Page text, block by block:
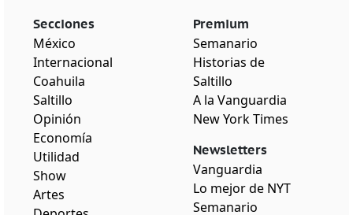
Secciones
México
Internacional
Coahuila
Saltillo
Opinión
Economía
Utilidad
Show
Artes
Premium
Semanario
Historias de
Saltillo
A la Vanguardia
New York Times
Newsletters
Vanguardia
Lo mejor de NYT
Semanario